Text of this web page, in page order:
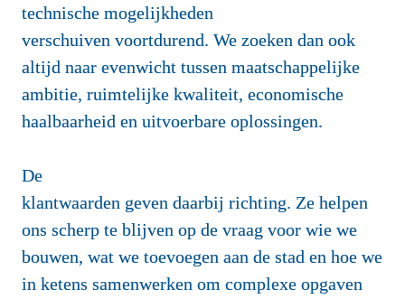
technische mogelijkheden
verschuiven voortdurend. We zoeken dan ook
altijd naar evenwicht tussen maatschappelijke
ambitie, ruimtelijke kwaliteit, economische
haalbaarheid en uitvoerbare oplossingen.
De
klantwaarden geven daarbij richting. Ze helpen
ons scherp te blijven op de vraag voor wie we
bouwen, wat we toevoegen aan de stad en hoe we
in ketens samenwerken om complexe opgaven